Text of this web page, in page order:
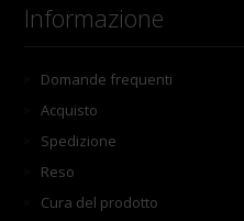
Informazione
Domande frequenti
Acquisto
Spedizione
Reso
Cura del prodotto